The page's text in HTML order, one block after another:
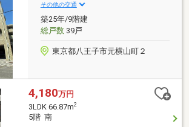
その他の交通
築25年/9階建
総戸数39戸
東京都八王子市元横山町２
4,180万円
3LDK 66.87m2
5階 南